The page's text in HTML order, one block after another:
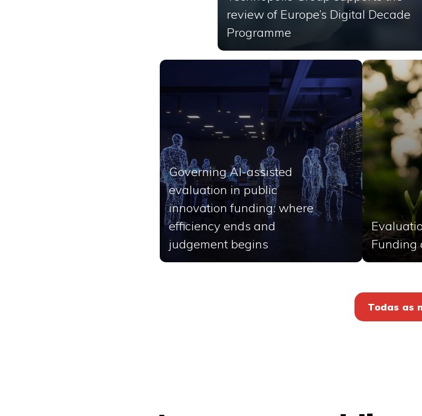
review of Europe’s Digital Decade
Programme
Governing AI-assisted
evaluation in public
innovation funding: where
efficiency ends and
judgement begins
Funding
Todas as